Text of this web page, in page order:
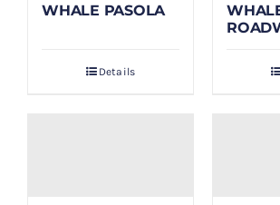
WHALE PASOLA
Details